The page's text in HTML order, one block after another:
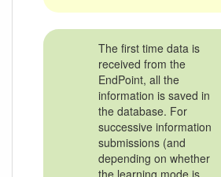
The first time data is
received from the
EndPoint, all the
information is saved in
the database. For
successive information
submissions (and
depending on whether
the learning mode is